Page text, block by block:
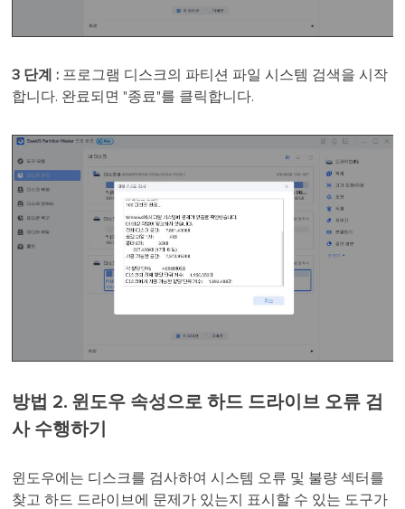
3 단계 : 프로그램 디스크의 파티션 파일 시스템 검색을 시작
합니다. 완료되면 "종료"를 클릭합니다.
방법 2. 윈도우 속성으로 하드 드라이브 오류 검
사 수행하기
윈도우에는 디스크를 검사하여 시스템 오류 및 불량 섹터를
찾고 하드 드라이브에 문제가 있는지 표시할 수 있는 도구가